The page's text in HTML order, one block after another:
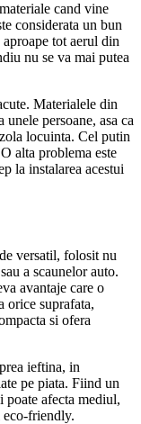
cand vine
considerata un bun
tot aerul din
nu se va mai putea
Materialele din
persoane, asa ca
locuinta. Cel putin
alta problema este
la instalarea acestui
versatil, folosit nu
a scaunelor auto.
avantaje care o
orice suprafata,
si ofera
ieftina, in
pe piata. Fiind un
afecta mediul,
friendly.